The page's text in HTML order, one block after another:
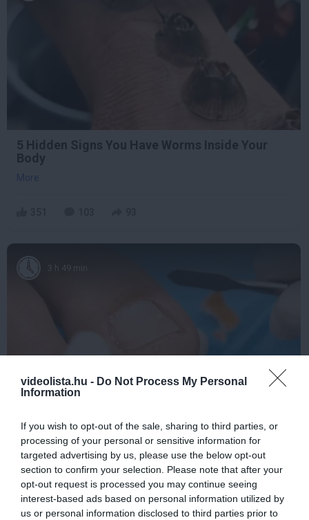
videolista.hu - Do Not Process My Personal
Information
If you wish to opt-out of the sale, sharing to third parties, or
processing of your personal or sensitive information for
targeted advertising by us, please use the below opt-out
section to confirm your selection. Please note that after your
opt-out request is processed you may continue seeing
interest-based ads based on personal information utilized by
us or personal information disclosed to third parties prior to
5 Hidden Signs You Have Worms Inside Your
Body
More
3 h 49 min
Fungus Dries Up And Falls Off After The First
Use
More
317 127 323